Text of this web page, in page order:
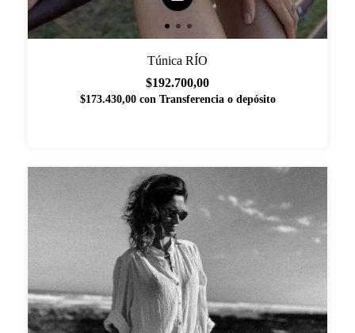
Túnica RÍO
$192.700,00
$173.430,00 con Transferencia o depósito